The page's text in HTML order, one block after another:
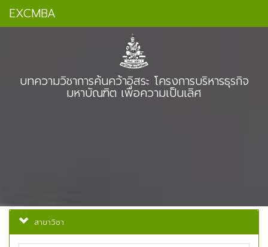
EXCMBA
บทความวิชาการค้นคว้าอิสระ โครงการบริหารธุรกิจ
มหาบัณฑิต เพื่อความเป็นเลิศ
สาขาวิชา